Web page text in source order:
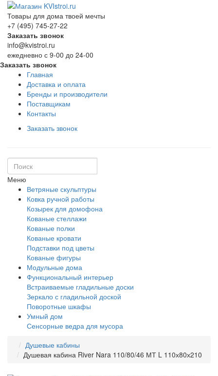
Товары для дома твоей мечты
+7 (495) 745-27-22
Заказать звонок
info@kvistroi.ru
ежедневно с 9-00 до 24-00
Заказать звонок
Главная
Доставка и оплата
Бренды и производители
Поставщикам
Контакты
Заказать звонок
Меню
Ветряные скульптуры
Ковка ручной работы
Козырек для домофона
Кованые стеллажи
Кованые полки
Кованые кровати
Подставки под цветы
Кованые фигуры
Модульные дома
Функциональный интерьер
Встраиваемые гладильные доски
Зеркало с гладильной доской
Поворотные шкафы
Умный дом
Сенсорные ведра для мусора
Душевые кабины
Душевая кабина River Nara 110/80/46 МТ L 110х80х210